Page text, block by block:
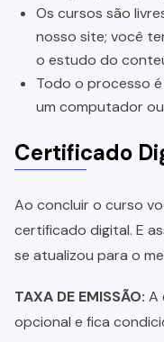
Os cursos são
nosso site; você
o estudo do
Todo o processo
um computador
Certificado
Ao concluir o curso
certificado digital. E
se atualizou para o
TAXA DE EMISSÃO: A
opcional e fica